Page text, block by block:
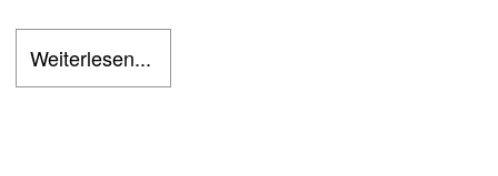
Weiterlesen...